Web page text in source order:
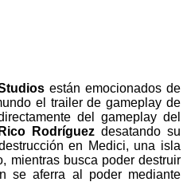
están emocionados de
el trailer de gameplay de
del gameplay del
Rico Rodríguez desatando su
en Medici, una isla
mientras busca poder destruir
se aferra al poder mediante